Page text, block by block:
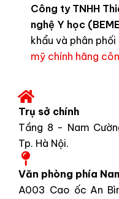
Công ty TNHH
nghệ Y học
khẩu và phân
mỹ chính hãng
Trụ sở chính
Tầng 8 - Nam
Tp. Hà Nội.
Văn phòng phía
A003 Cao ốc An